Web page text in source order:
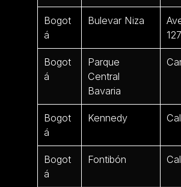
Bogot
á
Bulevar Niza
Bogot
á
Parque
Central
Bavaria
Bogot
á
Kennedy
Bogot
á
Fontibón